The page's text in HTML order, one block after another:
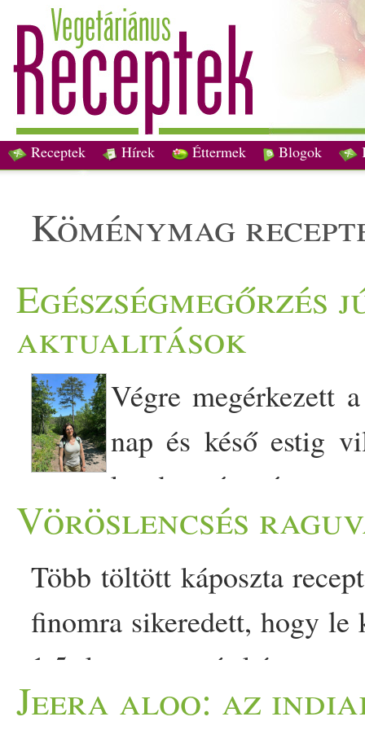
Receptek Hírek Éttermek Blogok
köménymag
Egészségmegőrzés
aktualitások
Végre megérkezett
nap és késő estig
kezdete és vége
dinamikáját. Nyáron a
után is világosban megyek
Míg télen van amikor a
Szóval itt a nyár, a meleg,
Az erdők zöldellenek, a
Vöröslencsés
Több töltött káposzta
finomra sikeredett, hogy
1,5 kg savanyú káposzta
vöröslencse 1 nagyobb
Jeera aloo: az